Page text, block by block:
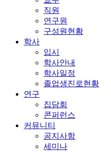
직원
연구원
구성원현황
학사
입시
학사안내
학사일정
졸업생진로현황
연구
집담회
콘퍼런스
커뮤니티
공지사항
세미나